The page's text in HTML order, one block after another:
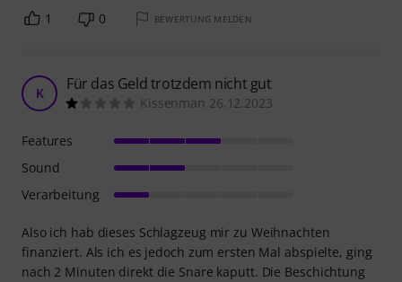
1 0 BEWERTUNG MELDEN
K Für das Geld trotzdem nicht gut
Kissenman 26.12.2023
Also ich hab dieses Schlagzeug mir zu Weihnachten
finanziert. Als ich es jedoch zum ersten Mal abspielte, ging
nach 2 Minuten direkt die Snare kaputt. Die Beschichtung
Features
Sound
Verarbeitung